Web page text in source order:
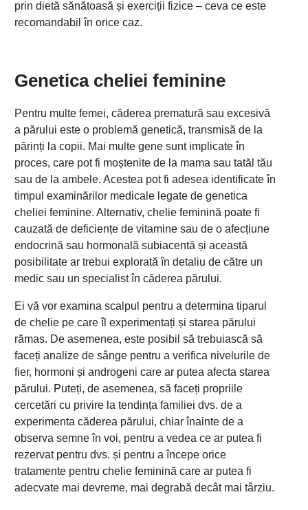
prin dietă sănătoasă și exerciții fizice – ceva ce este
recomandabil în orice caz.
Genetica cheliei feminine
Pentru multe femei, căderea prematură sau excesivă
a părului este o problemă genetică, transmisă de la
părinți la copii. Mai multe gene sunt implicate în
proces, care pot fi moștenite de la mama sau tatăl tău
sau de la ambele. Acestea pot fi adesea identificate în
timpul examinărilor medicale legate de genetica
cheliei feminine. Alternativ, chelie feminină poate fi
cauzată de deficiențe de vitamine sau de o afecțiune
endocrină sau hormonală subiacentă și această
posibilitate ar trebui explorată în detaliu de către un
medic sau un specialist în căderea părului.
Ei vă vor examina scalpul pentru a determina tiparul
de chelie pe care îl experimentați și starea părului
rămas. De asemenea, este posibil să trebuiască să
faceți analize de sânge pentru a verifica nivelurile de
fier, hormoni și androgeni care ar putea afecta starea
părului. Puteți, de asemenea, să faceți propriile
cercetări cu privire la tendința familiei dvs. de a
experimenta căderea părului, chiar înainte de a
observa semne în voi, pentru a vedea ce ar putea fi
rezervat pentru dvs. și pentru a începe orice
tratamente pentru chelie feminină care ar putea fi
adecvate mai devreme, mai degrabă decât mai târziu.